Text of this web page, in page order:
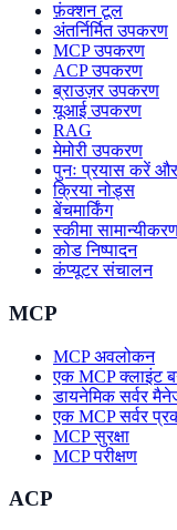
फ़ंक्शन टूल
अंतर्निर्मित उपकरण
MCP उपकरण
ACP उपकरण
ब्राउज़र उपकरण
यूआई उपकरण
RAG
मेमोरी उपकरण
पुनः प्रयास करें और
क्रिया नोड्स
बेंचमार्किंग
स्कीमा
कोड निष्पादन
कंप्यूटर संचालन
MCP
MCP अवलोकन
एक MCP क्लाइंट
डायनेमिक सर्वर
एक MCP सर्वर
MCP सुरक्षा
MCP परीक्षण
ACP